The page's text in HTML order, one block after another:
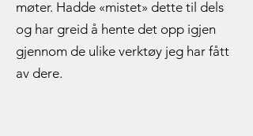
møter. Hadde «mistet» dette til dels
og har greid å hente det opp igjen
gjennom de ulike verktøy jeg har fått
av dere.